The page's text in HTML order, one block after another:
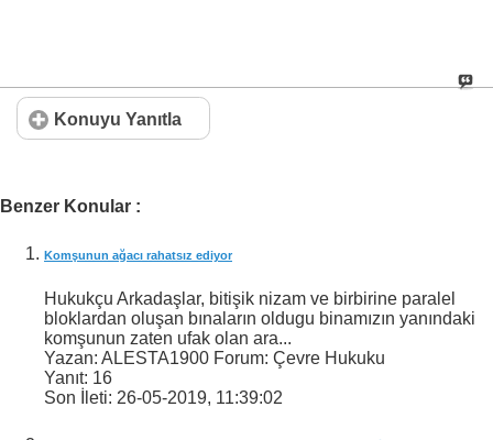
Konuyu Yanıtla
Benzer Konular :
Komşunun ağacı rahatsız ediyor
Hukukçu Arkadaşlar, bitişik nizam ve birbirine paralel
bloklardan oluşan bınaların oldugu binamızın yanındaki
komşunun zaten ufak olan ara...
Yazan: ALESTA1900 Forum: Çevre Hukuku
Yanıt: 16
Son İleti: 26-05-2019, 11:39:02